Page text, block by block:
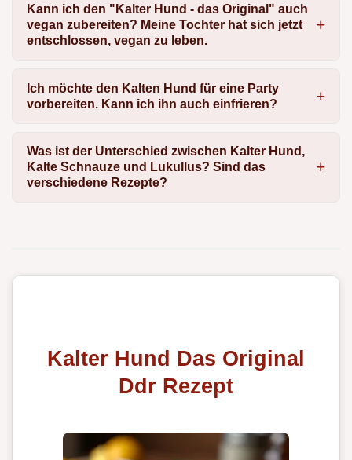
Kann ich den "Kalter Hund - das Original" auch
vegan zubereiten? Meine Tochter hat sich jetzt
entschlossen, vegan zu leben.
Ich möchte den Kalten Hund für eine Party
vorbereiten. Kann ich ihn auch einfrieren?
Was ist der Unterschied zwischen Kalter Hund,
Kalte Schnauze und Lukullus? Sind das
verschiedene Rezepte?
Kalter Hund Das Original
Ddr Rezept